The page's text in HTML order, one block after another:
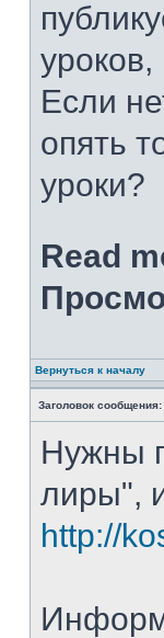
Если
опять
уроки?
Read
Вернуться к началу
Заголовок сообщения:
Нужны
лиры",
http://